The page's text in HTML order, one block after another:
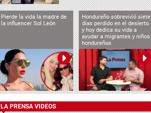
Pierde la vida la madre de
la influencer Sol León
Hondureño sobrevivió siete
días perdido en el desierto
y hoy dedica su vida a
ayudar a migrantes y niños
hondureños
LA PRENSA VIDEOS